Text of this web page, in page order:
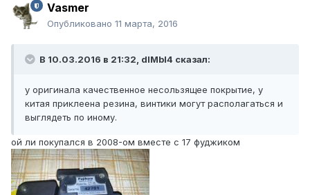
Vasmer
Опубликовано 11 марта, 2016
В 10.03.2016 в 21:32, dIMbI4 сказал:
у оригинала качественное несользящее покрытие, у
китая приклеена резина, винтики могут располагаться и
выглядеть по иному.
ой ли покупался в 2008-ом вместе с 17 фуджиком